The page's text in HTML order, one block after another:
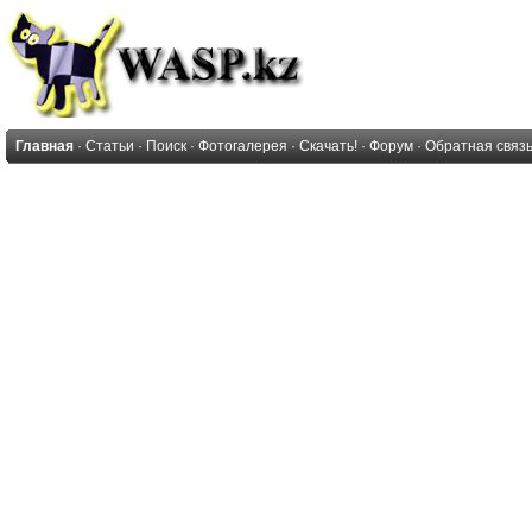
Главная · Статьи · Поиск · Фотогалерея · Скачать! · Форум · Обратная связь